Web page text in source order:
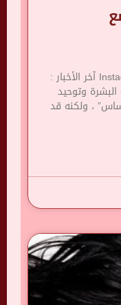
Instagram Twitter Snapchat Youtube آخر الأخبار :
وتوحيد
، ولكنه قد